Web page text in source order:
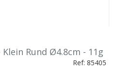
Rund Ø4.8cm - 11g
Ref: 85405